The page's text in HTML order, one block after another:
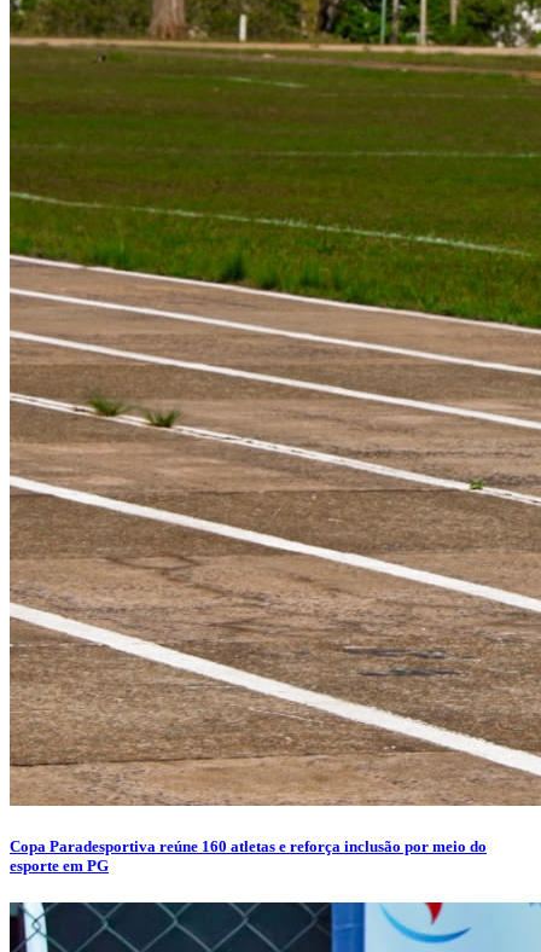
Copa Paradesportiva reúne 160 atletas e reforça inclusão por meio do
esporte em PG